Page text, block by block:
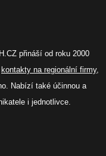
přináší od roku 2000
kontakty na regionální firmy,
Nabízí také účinnou a
i jednotlivce.